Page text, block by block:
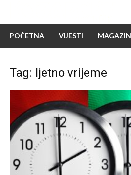
POČETNA VIJESTI MAGAZIN
Tag: ljetno vrijeme